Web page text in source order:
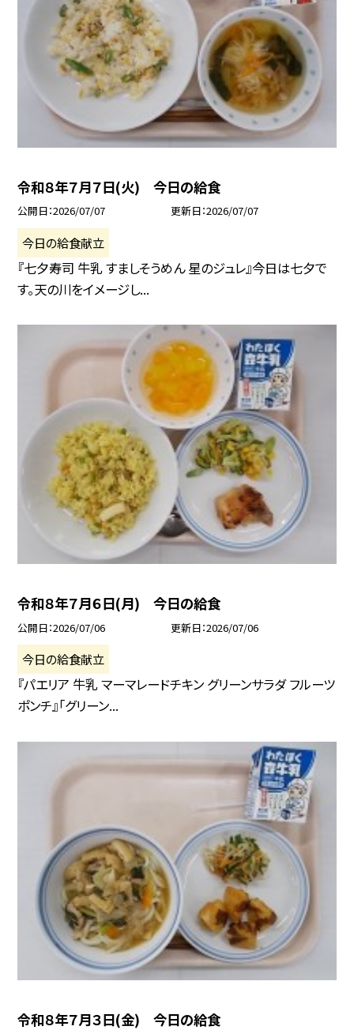
令和８年７月７日(火) 今日の給食
公開日 2026/07/07 更新日 2026/07/07
今日の給食献立
『七夕寿司 牛乳 すましそうめん 星のジュレ』今日は七夕で
す。天の川をイメージし...
令和８年７月６日(月) 今日の給食
公開日 2026/07/06 更新日 2026/07/06
今日の給食献立
『パエリア 牛乳 マーマレードチキン グリーンサラダ フルーツ
ポンチ』「グリーン...
令和８年７月３日(金) 今日の給食